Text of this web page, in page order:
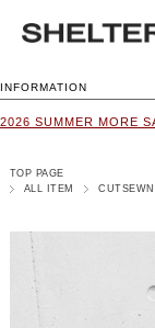
INFORMATION
2026 SUMMER MORE
TOP PAGE
ALL ITEM
CUTSEWN